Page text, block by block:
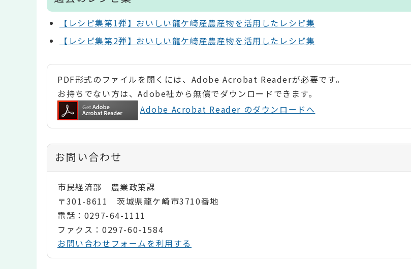
【レシピ集第1弾】おいしい龍ケ崎産農産物を活用したレシピ集
【レシピ集第2弾】おいしい龍ケ崎産農産物を活用したレシピ集
PDF形式のファイルを開くには、Adobe Acrobat Readerが必要です。
お持ちでない方は、Adobe社から無償でダウンロードできます。
Adobe Acrobat Reader のダウンロードへ
お問い合わせ
市民経済部 農業政策課
〒301-8611 茨城県龍ケ崎市3710番地
電話：0297-64-1111
ファクス：0297-60-1584
お問い合わせフォームを利用する